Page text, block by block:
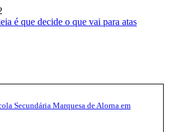
é que decide o que vai para atas
Secundária Marquesa de Alorna em